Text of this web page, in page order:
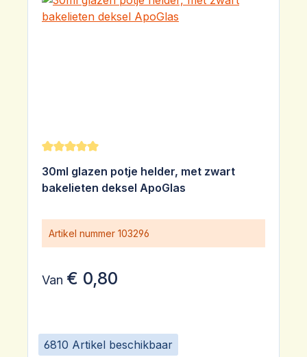
6810 Artikel beschikbaar
Gemiddelde waardering van 5 van 5 sterren
30ml glazen potje helder, met zwart
bakelieten deksel ApoGlas
Artikel nummer 103296
Van € 0,80